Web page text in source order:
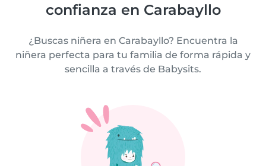
confianza en Carabayllo
¿Buscas niñera en Carabayllo? Encuentra la
niñera perfecta para tu familia de forma rápida y
sencilla a través de Babysits.